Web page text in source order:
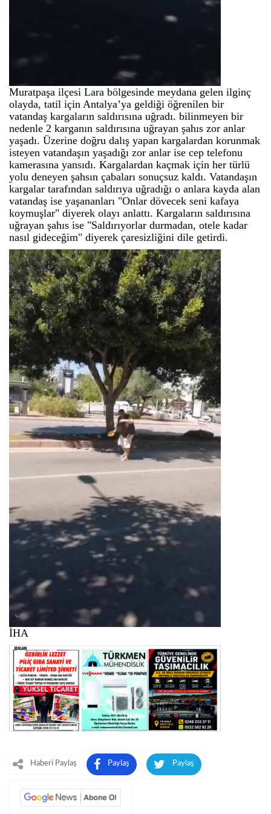
Muratpaşa ilçesi Lara bölgesinde meydana gelen ilginç
olayda, tatil için Antalya’ya geldiği öğrenilen bir
vatandaş kargaların saldırısına uğradı. bilinmeyen bir
nedenle 2 karganın saldırısına uğrayan şahıs zor anlar
yaşadı. Üzerine doğru dalış yapan kargalardan korunmak
isteyen vatandaşın yaşadığı zor anlar ise cep telefonu
kamerasına yansıdı. Kargalardan kaçmak için her türlü
yolu deneyen şahsın çabaları sonuçsuz kaldı. Vatandaşın
kargalar tarafından saldırıya uğradığı o anlara kayda alan
vatandaş ise yaşananları "Onlar dövecek seni kafaya
koymuşlar" diyerek olayı anlattı. Kargaların saldırısına
uğrayan şahıs ise "Saldırıyorlar durmadan, otele kadar
nasıl gideceğim" diyerek çaresizliğini dile getirdi.
İHA
Haberi Paylaş Paylaş Paylaş